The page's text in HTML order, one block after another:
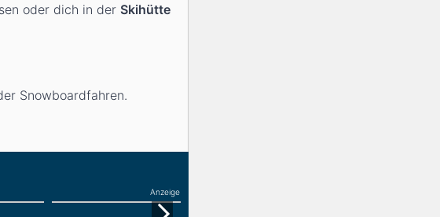
oder dich in der Skihütte
Snowboardfahren.
Anzeige